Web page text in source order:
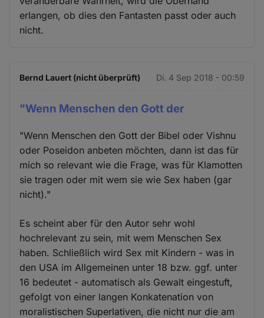
erlangen, ob dies den Fantasten passt oder auch
nicht.
Bernd Lauert (nicht überprüft) Di. 4 Sep 2018 - 00:59
"Wenn Menschen den Gott der
"Wenn Menschen den Gott der Bibel oder Vishnu
oder Poseidon anbeten möchten, dann ist das für
mich so relevant wie die Frage, was für Klamotten
sie tragen oder mit wem sie wie Sex haben (gar
nicht)."
Es scheint aber für den Autor sehr wohl
hochrelevant zu sein, mit wem Menschen Sex
haben. Schließlich wird Sex mit Kindern - was in
den USA im Allgemeinen unter 18 bzw. ggf. unter
16 bedeutet - automatisch als Gewalt eingestuft,
gefolgt von einer langen Konkatenation von
moralistischen Superlativen, die nicht nur die am